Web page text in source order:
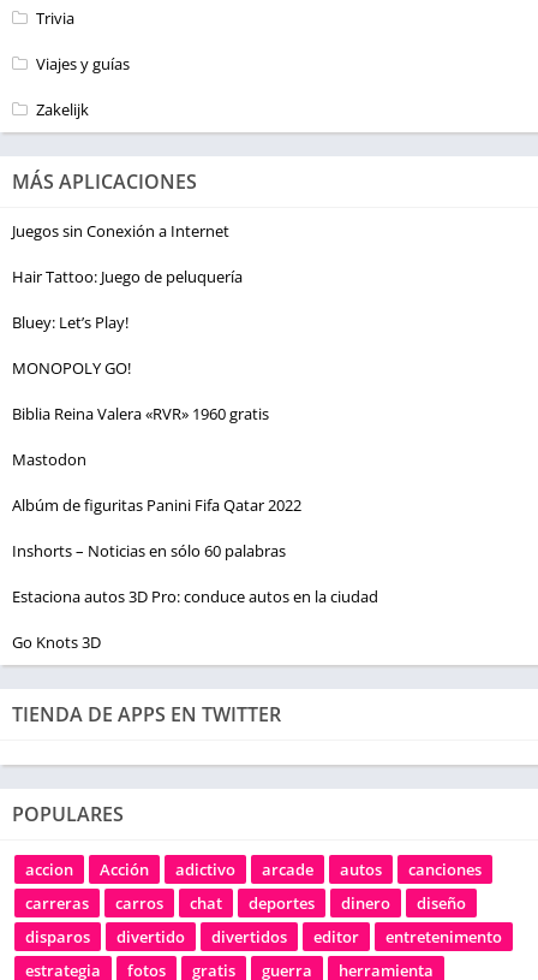
Trivia
Viajes y guías
Zakelijk
MÁS APLICACIONES
Juegos sin Conexión a Internet
Hair Tattoo: Juego de peluquería
Bluey: Let’s Play!
MONOPOLY GO!
Biblia Reina Valera «RVR» 1960 gratis
Mastodon
Albúm de figuritas Panini Fifa Qatar 2022
Inshorts – Noticias en sólo 60 palabras
Estaciona autos 3D Pro: conduce autos en la ciudad
Go Knots 3D
TIENDA DE APPS EN TWITTER
POPULARES
accion Acción adictivo arcade autos
canciones
carreras
carros chat deportes dinero
diseño
disparos
divertido divertidos editor
entretenimento
estrategia
fotos gratis guerra herramienta